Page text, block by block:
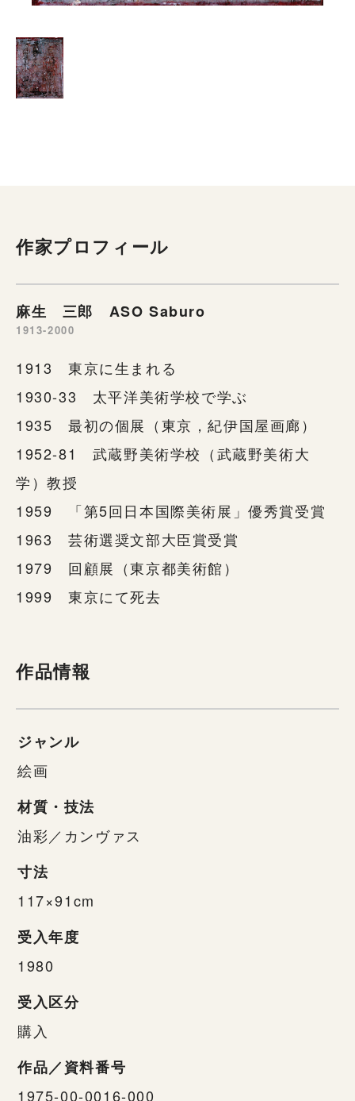
作家プロフィール
麻生 三郎 ASO Saburo
1913-2000
1913 東京に生まれる
1930-33 太平洋美術学校で学ぶ
1935 最初の個展（東京，紀伊国屋画廊）
1952-81 武蔵野美術学校（武蔵野美術大
学）教授
1959 「第5回日本国際美術展」優秀賞受賞
1963 芸術選奨文部大臣賞受賞
1979 回顧展（東京都美術館）
1999 東京にて死去
作品情報
ジャンル
絵画
材質・技法
油彩／カンヴァス
寸法
117×91cm
受入年度
1980
受入区分
購入
作品／資料番号
1975-00-0016-000